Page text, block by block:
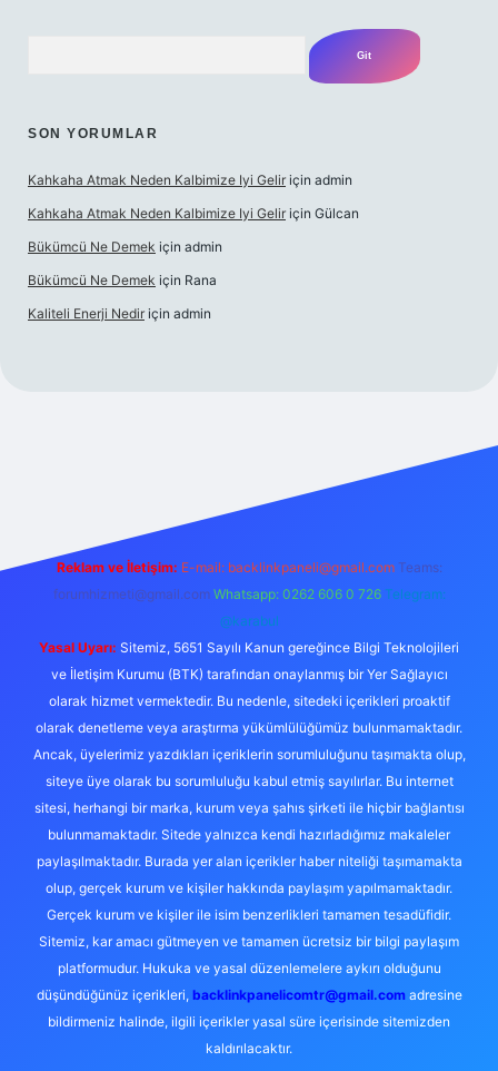
SON YORUMLAR
Kahkaha Atmak Neden Kalbimize Iyi Gelir için admin
Kahkaha Atmak Neden Kalbimize Iyi Gelir için Gülcan
Bükümcü Ne Demek için admin
Bükümcü Ne Demek için Rana
Kaliteli Enerji Nedir için admin
Reklam ve İletişim: E-mail: backlinkpaneli@gmail.com Teams:
forumhizmeti@gmail.com Whatsapp: 0262 606 0 726 Telegram:
@karabul
Yasal Uyarı: Sitemiz, 5651 Sayılı Kanun gereğince Bilgi Teknolojileri
ve İletişim Kurumu (BTK) tarafından onaylanmış bir Yer Sağlayıcı
olarak hizmet vermektedir. Bu nedenle, sitedeki içerikleri proaktif
olarak denetleme veya araştırma yükümlülüğümüz bulunmamaktadır.
Ancak, üyelerimiz yazdıkları içeriklerin sorumluluğunu taşımakta olup,
siteye üye olarak bu sorumluluğu kabul etmiş sayılırlar. Bu internet
sitesi, herhangi bir marka, kurum veya şahıs şirketi ile hiçbir bağlantısı
bulunmamaktadır. Sitede yalnızca kendi hazırladığımız makaleler
paylaşılmaktadır. Burada yer alan içerikler haber niteliği taşımamakta
olup, gerçek kurum ve kişiler hakkında paylaşım yapılmamaktadır.
Gerçek kurum ve kişiler ile isim benzerlikleri tamamen tesadüfidir.
Sitemiz, kar amacı gütmeyen ve tamamen ücretsiz bir bilgi paylaşım
platformudur. Hukuka ve yasal düzenlemelere aykırı olduğunu
düşündüğünüz içerikleri, backlinkpanelicomtr@gmail.comadresine
bildirmeniz halinde, ilgili içerikler yasal süre içerisinde sitemizden
kaldırılacaktır.